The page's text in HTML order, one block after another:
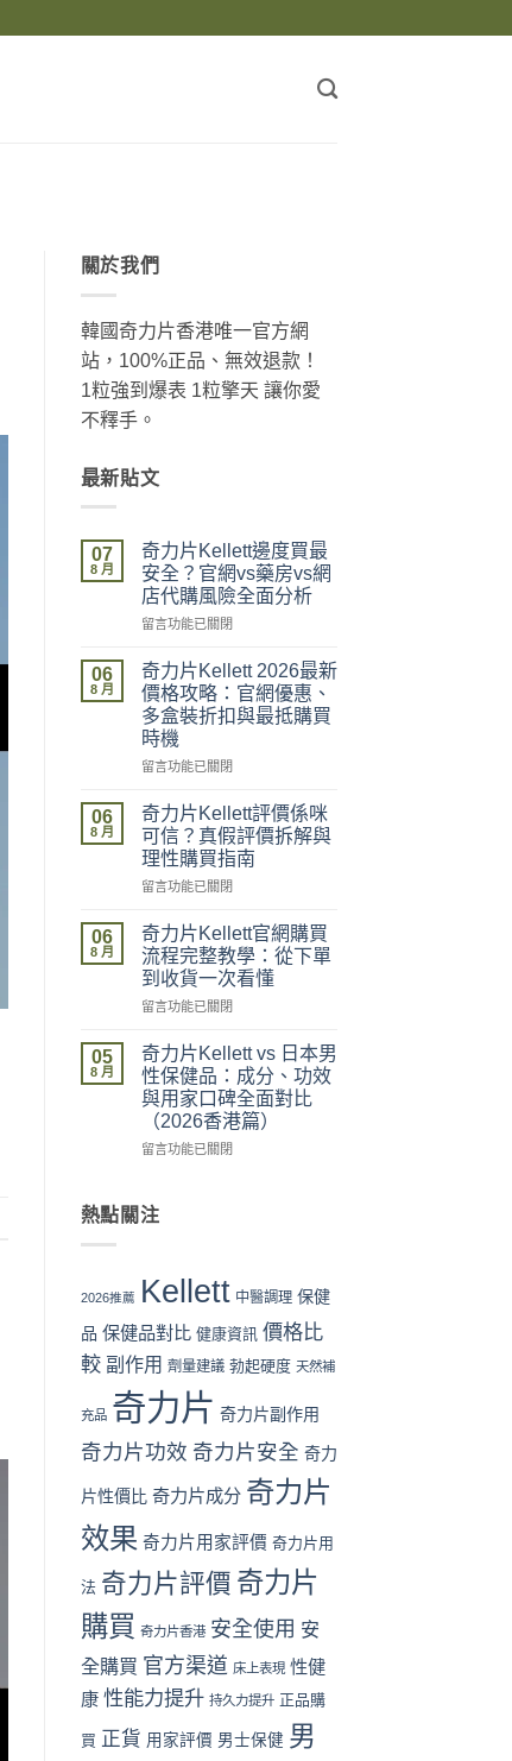
關於我們
韓國奇力片香港唯一官方網
站，100%正品、無效退款！
1粒強到爆表 1粒擎天 讓你愛
不釋手。
最新貼文
07
8 月
奇力片Kellett邊度買最
安全？官網vs藥房vs網
店代購風險全面分析
在
力
片
Kellett
邊
度
買
安
全？
官
網
vs
房
vs
網
店
代
風
險
全
面
析〉
留言功能已關閉
06
8 月
奇力片Kellett 2026最新
價格攻略：官網優惠、
多盒裝折扣與最抵購買
時機
在
力
片
Kellett
2026
最
價
格
攻
略：
官
優
惠、
多
盒
折
最
時
中
留言功能已關閉
06
8 月
奇力片Kellett評價係咪
可信？真假評價拆解與
理性購買指南
在
力
片
Kellett
評
價
咪
可
信？
真
評
解
購
指
中
留言功能已關閉
06
8 月
奇力片Kellett官網購買
流程完整教學：從下單
到收貨一次看懂
在
力
片
Kellett
官
購
程
完
學：
下
到
貨
次
懂〉
留言功能已關閉
05
8 月
奇力片Kellett vs 日本男
性保健品：成分、功效
與用家口碑全面對比
（2026香港篇）
在
片
本
性
健
品：
成
功
與
家
口
碑
全
對
比
（2026
香
篇）〉
留言功能已關閉
熱點關注
2026推薦 Kellett 中醫調理 保健
品 保健品對比 健康資訊 價格比
較 副作用 劑量建議 勃起硬度 天然補
充品 奇力片 奇力片副作用
奇力片功效 奇力片安全 奇力
片性價比 奇力片成分 奇力片
效果 奇力片用家評價 奇力片用
法 奇力片評價 奇力片
購買 奇力片香港 安全使用 安
全購買 官方渠道 床上表現 性健
康 性能力提升 持久力提升 正品購
買 正貨 用家評價 男士保健 男